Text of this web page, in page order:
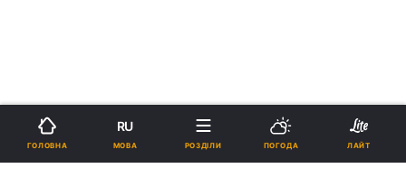
ГОЛОВНА
RU
МОВА РОЗДІЛИ ПОГОДА ЛАЙТ